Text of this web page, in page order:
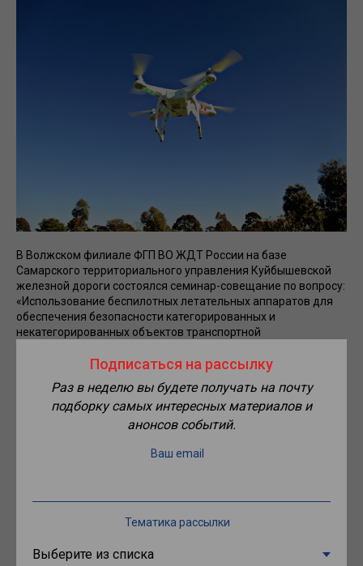
В Волжском филиале ФГП ВО ЖДТ России на базе
Самарского территориального управления Куйбышевской
железной дороги состоялся семинар-совещание по вопросу:
«Использование беспилотных летательных аппаратов для
обеспечения безопасности категорированных и
некатегорированных объектов транспортной
Куйбышевской железной дороги».
Помимо представителей магистрали и филиала в
мероприятии также приняли участие сотрудники
Средневолжского ЛУ МВД России на транспорте,
безопасности, Самарского Государственного Университета
Как сообщила пресс-служба ФГП ВО ЖДТ России, в ходе
совещания были рассмотрены вопросы постановки БПЛА на
учет, оформления плана полетов, заявлений на
использования воздушного пространства, подготовки
Подписаться на рассылку
Раз в неделю вы будете получать на почту
подборку самых интересных материалов и
анонсов событий.
Ваш email
Тематика рассылки